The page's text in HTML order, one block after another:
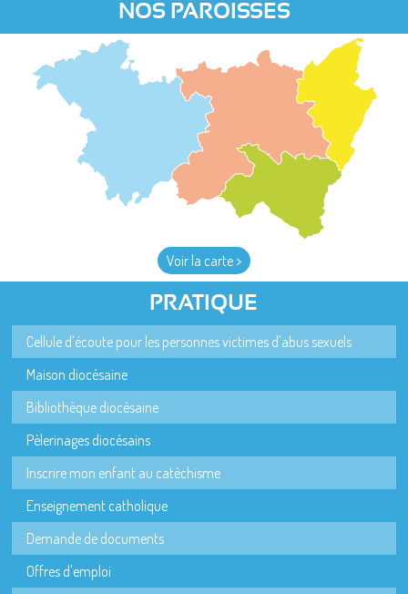
NOS PAROISSES
Voir la carte >
PRATIQUE
Cellule d'écoute pour les personnes victimes d'abus sexuels
Maison diocésaine
Bibliothèque diocésaine
Pèlerinages diocésains
Inscrire mon enfant au catéchisme
Enseignement catholique
Demande de documents
Offres d'emploi